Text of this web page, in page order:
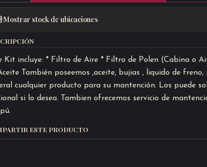
Mostrar stock de ubicaciones
Kit incluye: * Filtro de Aire * Filtro de Polen (Cabina o
También poseemos ,aceite, bujias , liquido de
cualquier producto para su mantención. Los puede
si lo desea. Tambien ofrecemos servicio de
ESTE PRODUCTO